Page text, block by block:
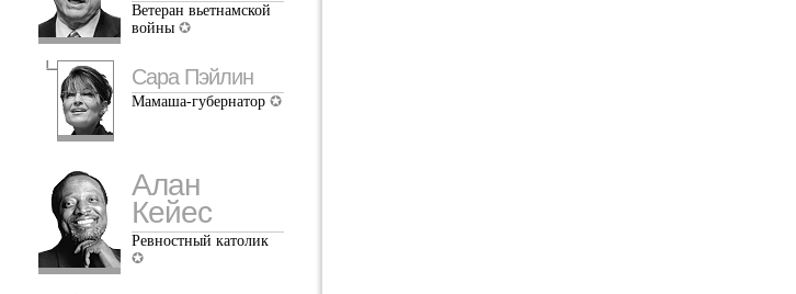
Ветеран вьетнамской
войны
Сара Пэйлин
Мамаша-губернатор
Алан
Кейес
Ревностный католик